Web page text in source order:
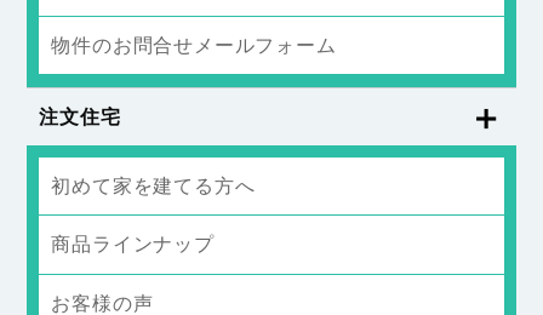
物件のお問合せメールフォーム
注文住宅
初めて家を建てる方へ
商品ラインナップ
お客様の声